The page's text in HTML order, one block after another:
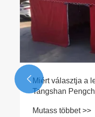
Miért választja a
Tangshan
vásárlásakor?
Mutass többet >>
